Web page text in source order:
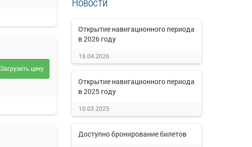
Загрузить цену
Открытие навигационного периода
в 2026 году
16.04.2026
Открытие навигационного периода
в 2025 году
10.03.2025
Доступно бронирование билетов